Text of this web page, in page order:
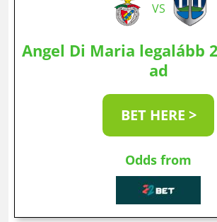
VS
Angel Di Maria legalább
ad
BET HERE >
Odds from